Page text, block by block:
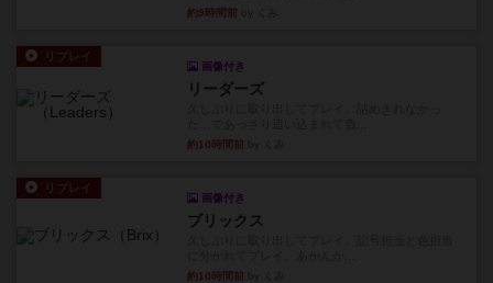
約9時間前
リプレイ
画像付き
リーダーズ
約10時間前
リプレイ
画像付き
ブリックス
約10時間前